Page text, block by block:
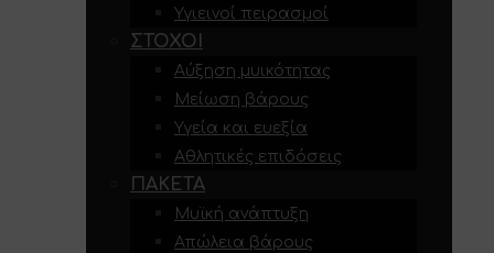
Υγιεινοί πειρασμοί
ΣΤΌΧΟΙ
Αύξηση μυικότητας
Μείωση βάρους
Υγεία και ευεξία
Αθλητικές επιδόσεις
ΠΑΚΈΤΑ
Μυϊκή ανάπτυξη
Απώλεια βάρους